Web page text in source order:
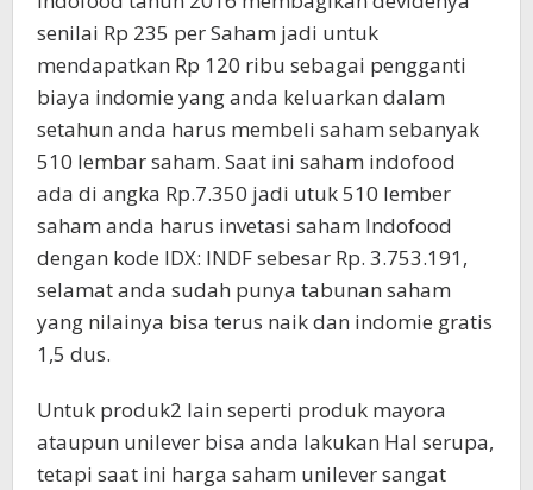
senilai Rp 235 per Saham jadi untuk
mendapatkan Rp 120 ribu sebagai pengganti
biaya indomie yang anda keluarkan dalam
setahun anda harus membeli saham sebanyak
510 lembar saham. Saat ini saham indofood
ada di angka Rp.7.350 jadi utuk 510 lember
saham anda harus invetasi saham Indofood
dengan kode IDX: INDF sebesar Rp. 3.753.191,
selamat anda sudah punya tabunan saham
yang nilainya bisa terus naik dan indomie gratis
1,5 dus.
Untuk produk2 lain seperti produk mayora
ataupun unilever bisa anda lakukan Hal serupa,
tetapi saat ini harga saham unilever sangat